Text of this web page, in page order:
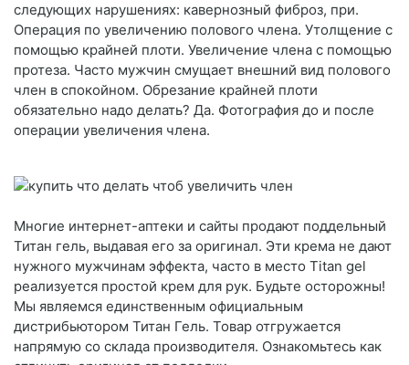
следующих нарушениях: кавернозный фиброз, при.
Операция по увеличению полового члена. Утолщение с
помощью крайней плоти. Увеличение члена с помощью
протеза. Часто мужчин смущает внешний вид полового
член в спокойном. Обрезание крайней плоти
обязательно надо делать? Да. Фотография до и после
операции увеличения члена.
Многие интернет-аптеки и сайты продают поддельный
Титан гель, выдавая его за оригинал. Эти крема не дают
нужного мужчинам эффекта, часто в место Titan gel
реализуется простой крем для рук. Будьте осторожны!
Мы являемся единственным официальным
дистрибьютором Титан Гель. Товар отгружается
напрямую со склада производителя. Ознакомьтесь как